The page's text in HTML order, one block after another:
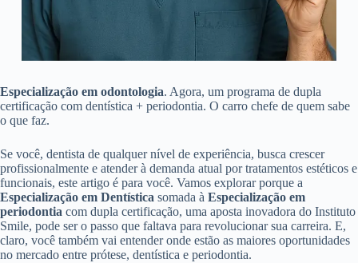
Especialização em odontologia. Agora, um programa de dupla
certificação com dentística + periodontia. O carro chefe de quem sabe
o que faz.
Se você, dentista de qualquer nível de experiência, busca crescer
profissionalmente e atender à demanda atual por tratamentos estéticos e
funcionais, este artigo é para você. Vamos explorar porque a
Especialização em Dentística somada à Especialização em
periodontia com dupla certificação, uma aposta inovadora do Instituto
Smile, pode ser o passo que faltava para revolucionar sua carreira. E,
claro, você também vai entender onde estão as maiores oportunidades
no mercado entre prótese, dentística e periodontia.